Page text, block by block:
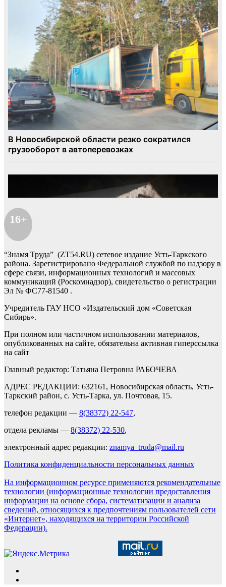
16+
“Знамя Труда” (ZT54.RU) сетевое издание Усть-Таркского
района. Зарегистрировано Федеральной службой по надзору в
сфере связи, информационных технологий и массовых
коммуникаций (Роскомнадзор), свидетельство о регистрации
Эл № ФС77-81540 .
Учредитель ГАУ НСО «Издательский дом «Советская
Сибирь».
При полном или частичном использовании материалов,
опубликованных на сайте, обязательна активная гиперссылка
на сайт
Главный редактор: Татьяна Петровна РАБОЧЕВА
АДРЕС РЕДАКЦИИ: 632161, Новосибирская область, Усть-
Таркский район, с. Усть-Тарка, ул. Почтовая, 15.
телефон редакции — 8(38372) 22-547,
отдела рекламы — 8(38372) 22-530,
электронный адрес редакции: znamya_truda@mail.ru
Политика конфиденциальности персональных данных
На информационном ресурсе применяются рекомендательные
технологии (информационные технологии предоставления
информации на основе сбора, систематизации и анализа
сведений, относящихся к предпочтениям пользователей сети
«Интернет», находящихся на территории Российской
Федерации).